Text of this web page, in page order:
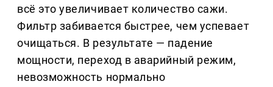
всё это увеличивает количество сажи.
Фильтр забивается быстрее, чем успевает
очищаться. В результате — падение
мощности, переход в аварийный режим,
невозможность нормально